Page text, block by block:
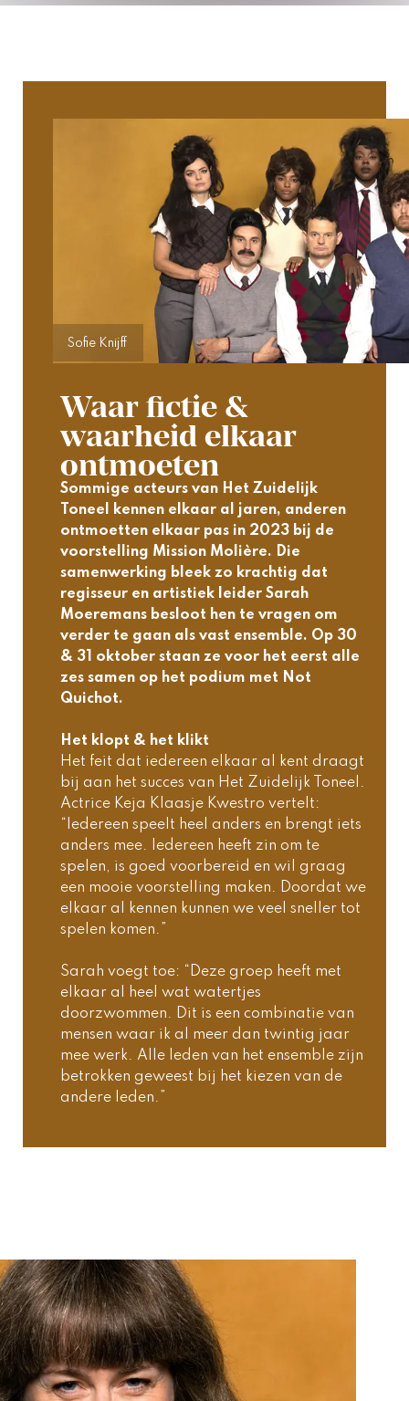
Waar fictie &
waarheid elkaar
ontmoeten
Sommige acteurs van Het Zuidelijk
Toneel kennen elkaar al jaren, anderen
ontmoetten elkaar pas in 2023 bij de
voorstelling Mission Molière. Die
samenwerking bleek zo krachtig dat
regisseur en artistiek leider Sarah
Moeremans besloot hen te vragen om
verder te gaan als vast ensemble. Op 30
& 31 oktober staan ze voor het eerst alle
zes samen op het podium met Not
Quichot.
Het klopt & het klikt
Het feit dat iedereen elkaar al kent draagt
bij aan het succes van Het Zuidelijk Toneel.
Actrice Keja Klaasje Kwestro vertelt:
“Iedereen speelt heel anders en brengt iets
anders mee. Iedereen heeft zin om te
spelen, is goed voorbereid en wil graag
een mooie voorstelling maken. Doordat we
elkaar al kennen kunnen we veel sneller tot
spelen komen.”
Sarah voegt toe: “Deze groep heeft met
elkaar al heel wat watertjes
doorzwommen. Dit is een combinatie van
mensen waar ik al meer dan twintig jaar
mee werk. Alle leden van het ensemble zijn
betrokken geweest bij het kiezen van de
andere leden.”
Sofie Knijff